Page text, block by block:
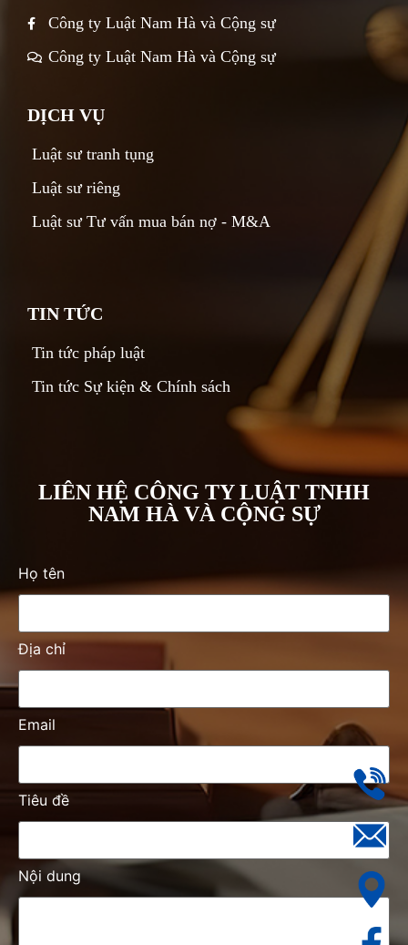
Công ty Luật Nam Hà và Cộng sự
Công ty Luật Nam Hà và Cộng sự
DỊCH VỤ
Luật sư tranh tụng
Luật sư riêng
Luật sư Tư vấn mua bán nợ - M&A
TIN TỨC
Tin tức pháp luật
Tin tức Sự kiện & Chính sách
LIÊN HỆ CÔNG TY LUẬT TNHH
NAM HÀ VÀ CỘNG SỰ
Họ tên
Địa chỉ
Email
Tiêu đề
Nội dung